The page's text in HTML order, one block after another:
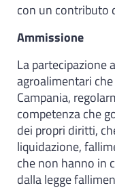
con un contributo
Ammissione
La partecipazione
agroalimentari
Campania,
competenza che
dei propri diritti,
liquidazione,
che non hanno in
dalla legge